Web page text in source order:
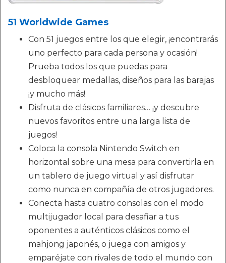
51 Worldwide Games
Con 51 juegos entre los que elegir, ¡encontrarás
uno perfecto para cada persona y ocasión!
Prueba todos los que puedas para
desbloquear medallas, diseños para las barajas
¡y mucho más!
Disfruta de clásicos familiares… ¡y descubre
nuevos favoritos entre una larga lista de
juegos!
Coloca la consola Nintendo Switch en
horizontal sobre una mesa para convertirla en
un tablero de juego virtual y así disfrutar
como nunca en compañía de otros jugadores.
Conecta hasta cuatro consolas con el modo
multijugador local para desafiar a tus
oponentes a auténticos clásicos como el
mahjong japonés, o juega con amigos y
emparéjate con rivales de todo el mundo con